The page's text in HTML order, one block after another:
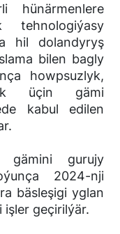
hünärmenlere
tehnologiýasy
hil dolandyryş
bilen bagly
howpsuzlyk,
üçin gämi
kabul edilen
gämini gurujy
2024-nji
bäsleşigi yglan
işler geçirilýär.